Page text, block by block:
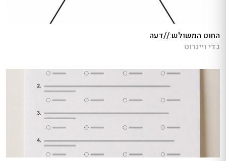
החוט המשולש://דעה
גדי ויינרוט